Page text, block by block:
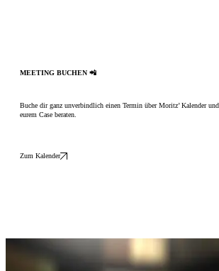
MEETING BUCHEN 📲
Buche dir ganz unverbindlich einen Termin über Moritz’ Kalender
eurem Case beraten.
Zum Kalender